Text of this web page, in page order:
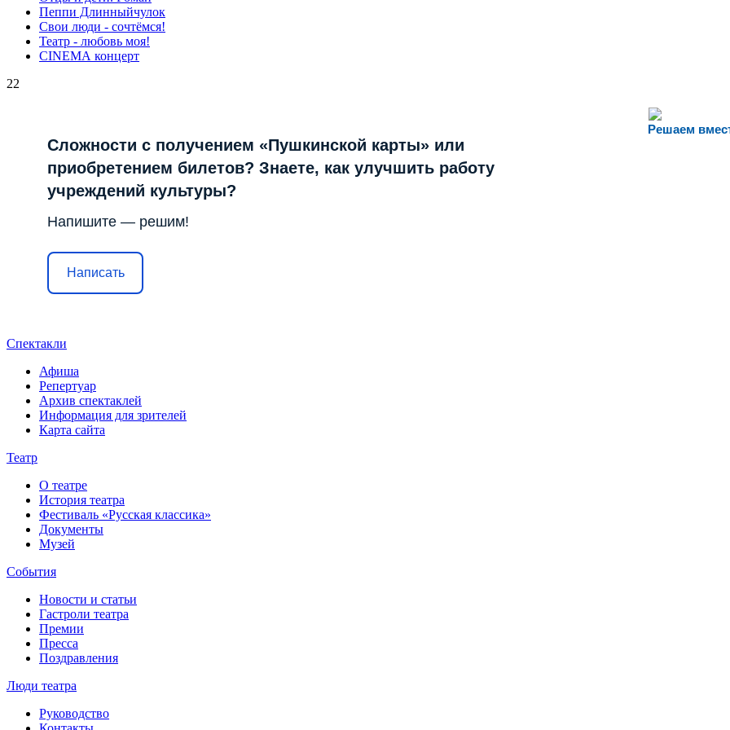
Пеппи Длинныйчулок
Свои люди - сочтёмся!
Театр - любовь моя!
СINЕМА концерт
22
Решаем
Сложности с получением «Пушкинской карты» или
приобретением билетов? Знаете, как улучшить работу
учреждений культуры?
Напишите — решим!
Написать
Спектакли
Афиша
Репертуар
Архив спектаклей
Информация для зрителей
Карта сайта
Театр
О театре
История театра
Фестиваль «Русская классика»
Документы
Музей
События
Новости и статьи
Гастроли театра
Премии
Пресса
Поздравления
Люди театра
Руководство